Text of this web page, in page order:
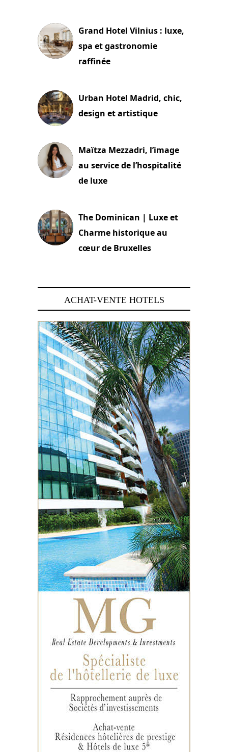
Grand Hotel Vilnius : luxe,
spa et gastronomie
raffinée
Urban Hotel Madrid, chic,
design et artistique
Maïtza Mezzadri, l’image
au service de l’hospitalité
de luxe
The Dominican | Luxe et
Charme historique au
cœur de Bruxelles
ACHAT-VENTE HOTELS